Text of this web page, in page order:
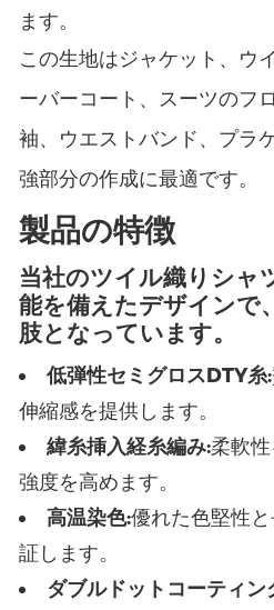
ます。
この生地はジャケット、ウ
ーバーコート、スーツのフ
袖、ウエストバンド、プラ
強部分の作成に最適です。
製品の特徴
当社のツイル織りシャ
能を備えたデザインで
肢となっています。
低弾性セミグロスDTY糸:
伸縮感を提供します。
緯糸挿入経糸編み:柔軟
強度を高めます。
高温染色:優れた色堅性
証します。
ダブルドットコーティン